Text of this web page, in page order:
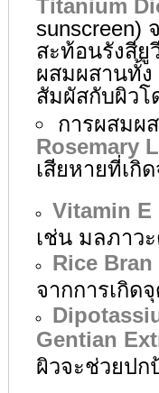
Titanium
sunscreen)
สะท้อนรังสียู
ผสมผสานทั้ง
สัมผัสกับผิวโ
การผสมผ
Rosemary
เสียหายที่เกิ
Vitamin E
เช่น มลภาวะ
Rice
จากการเกิด
Gentian
ผิวจะช่วยปก